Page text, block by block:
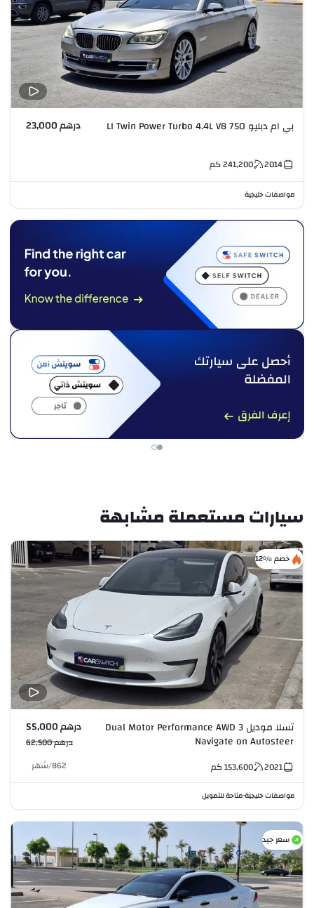
بي ام دبليو 750 LI Twin Power Turbo 4.4L V8 درهم 23,000
2014
241,200كم
مواصفات خليجية
سيارات مستعملة مشابهة
خصم %12
تسلا موديل 3 Dual Motor Performance AWD
Navigate on Autosteer
درهم 55,000
درهم 62,500
2021
153,600كم 862
/شهر
مواصفات خليجية•متاحة للتمويل
سعر جيد